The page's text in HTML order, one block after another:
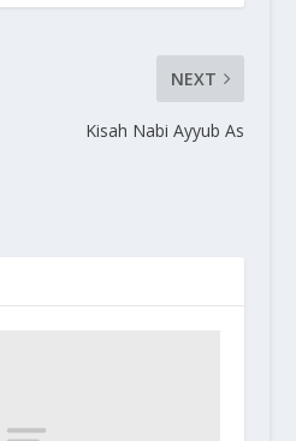
NEXT
Kisah Nabi Ayyub As